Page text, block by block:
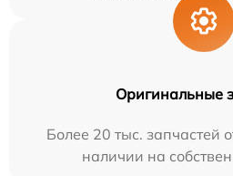
Оригинальные
Более 20 тыс. запчастей
наличии на